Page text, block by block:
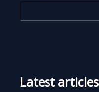
Latest articles